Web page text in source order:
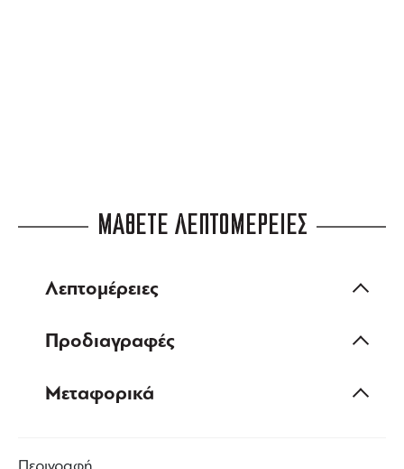
ΜΑΘΕΤΕ ΛΕΠΤΟΜΕΡΕΙΕΣ
Λεπτομέρειες
Προδιαγραφές
Μεταφορικά